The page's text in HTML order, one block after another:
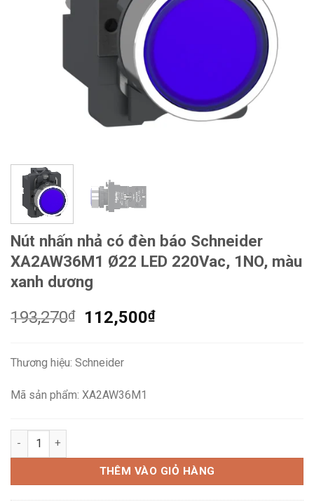
Nút nhấn nhả có đèn báo Schneider
XA2AW36M1 Ø22 LED 220Vac, 1NO, màu
xanh dương
193,270₫
Giá
193,270₫.
112,500₫Giá
Thương hiệu: Schneider
Mã sản phẩm: XA2AW36M1
Nút nhấn nhả có đèn báo Schneider XA2AW36M1 Ø22 LED
THÊM VÀO GIỎ HÀNG